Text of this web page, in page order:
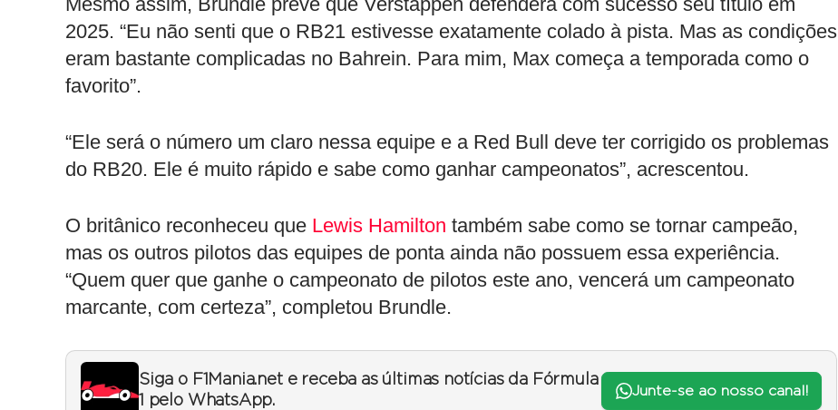
2025. “Eu não senti que o RB21 estivesse exatamente colado à pista. Mas as condições
eram bastante complicadas no Bahrein. Para mim, Max começa a temporada como o
favorito”.
“Ele será o número um claro nessa equipe e a Red Bull deve ter corrigido os problemas
do RB20. Ele é muito rápido e sabe como ganhar campeonatos”, acrescentou.
O britânico reconheceu que Lewis Hamilton também sabe como se tornar campeão,
mas os outros pilotos das equipes de ponta ainda não possuem essa experiência.
“Quem quer que ganhe o campeonato de pilotos este ano, vencerá um campeonato
marcante, com certeza”, completou Brundle.
Siga o F1Mania.net e receba as últimas notícias da Fórmula
1 pelo WhatsApp.
Junte-se ao nosso canal!